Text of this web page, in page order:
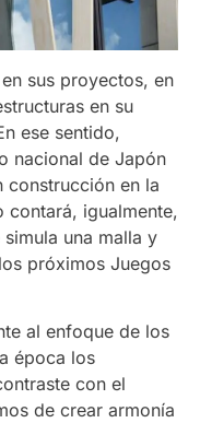
sus proyectos, en
en su
ese sentido,
nacional de Japón
construcción en la
igualmente,
una malla y
próximos Juegos
al enfoque de los
época los
con el
de crear armonía